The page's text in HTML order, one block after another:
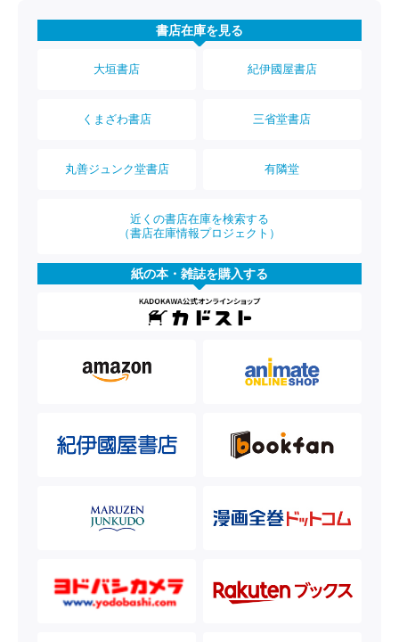
書店在庫を見る
大垣書店 紀伊國屋書店
くまざわ書店 三省堂書店
丸善ジュンク堂書店 有隣堂
近くの書店在庫を検索する
（書店在庫情報プロジェクト）
紙の本・雑誌を購入する